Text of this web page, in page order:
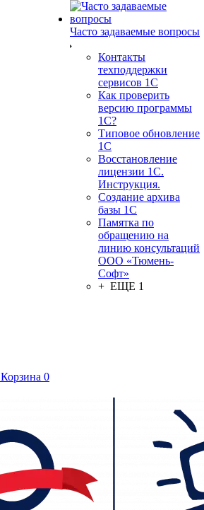
Часто задаваемые вопросы
Контакты
техподдержки
сервисов 1С
Как проверить
версию программы
1С?
Типовое обновление
1С
Восстановление
лицензии 1С.
Инструкция.
Создание архива
базы 1С
Памятка по
обращению на
линию консультаций
ООО «Тюмень-
Софт»
+ ЕЩЕ 1
Корзина 0